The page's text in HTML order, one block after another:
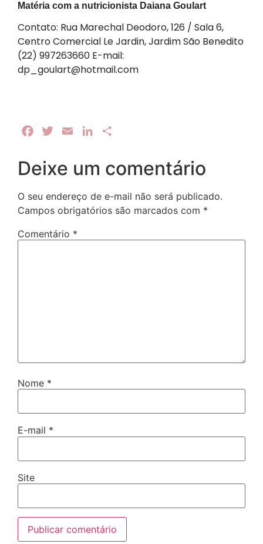
Matéria com a nutricionista Daiana Goulart
Contato: Rua Marechal Deodoro, 126 / Sala 6,
Centro Comercial Le Jardin, Jardim São Benedito
(22) 997263660 E-mail:
dp_goulart@hotmail.com
FacebookTwitterEmail LinkedIn
Deixe um comentário
O seu endereço de e-mail não será publicado.
Campos obrigatórios são marcados com *
Comentário *
Nome *
E-mail *
Site